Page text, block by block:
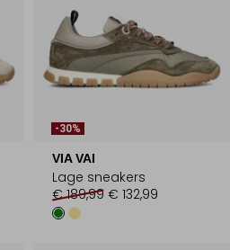
-30%
VIA VAI
Lage sneakers
€ 189,99 € 132,99